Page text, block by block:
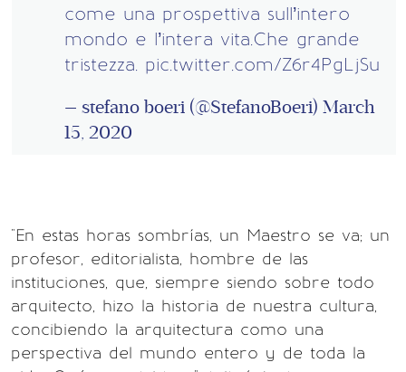
come una prospettiva sull’intero
mondo e l’intera vita.Che grande
tristezza. pic.twitter.com/Z6r4PgLjSu
— stefano boeri (@StefanoBoeri) March
15, 2020
"En estas horas sombrías, un Maestro se va; un
profesor, editorialista, hombre de las
instituciones, que, siempre siendo sobre todo
arquitecto, hizo la historia de nuestra cultura,
concibiendo la arquitectura como una
perspectiva del mundo entero y de toda la